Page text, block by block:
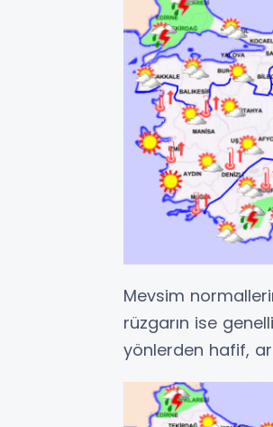
Mevsim
rüzgarın ise
yönlerden hafif,